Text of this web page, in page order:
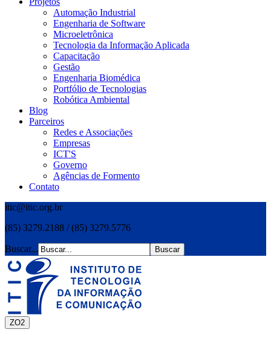
Automação Industrial
Engenharia de Software
Microeletrônica
Tecnologia da Informação Aplicada
Capacitação
Gestão
Engenharia Biomédica
Portfólio de Tecnologias
Robótica Ambiental
Blog
Parceiros
Redes e Associações
Empresas
ICT'S
Governo
Agências de Formento
Contato
itic@itic.org.br
(85) 3279.2188 / (85) 3279.5776
Buscar...
ZO2